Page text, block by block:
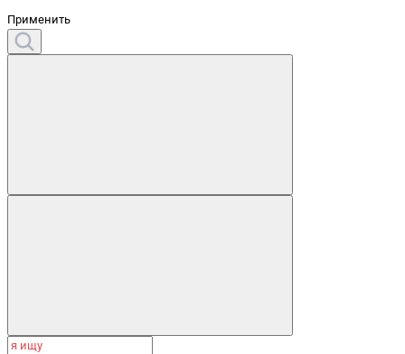
Применить